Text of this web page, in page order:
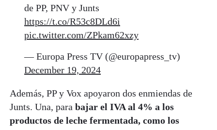
de PP, PNV y Junts
https://t.co/R53c8DLd6i
pic.twitter.com/ZPkam62xzy
— Europa Press TV (@europapress_tv)
December 19, 2024
Además, PP y Vox apoyaron dos enmiendas de
Junts. Una, para bajar el IVA al 4% a los
productos de leche fermentada, como los